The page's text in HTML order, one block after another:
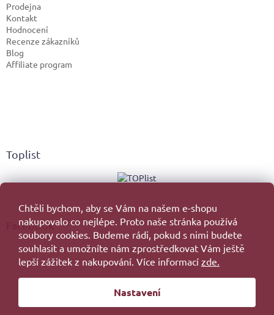
Chtěli bychom, aby se Vám na našem e-shopu
nakupovalo co nejlépe. Proto naše stránka používá
soubory cookies. Budeme rádi, pokud s nimi budete
souhlasit a umožníte nám zprostředkovat Vám ještě
lepší zážitek z nakupování. Více informací zde.
Nastavení
Prodejna
Kontakt
Hodnocení
Recenze zákazníků
Blog
Affiliate program
Toplist
Facebook
Vytvořil Shoptet